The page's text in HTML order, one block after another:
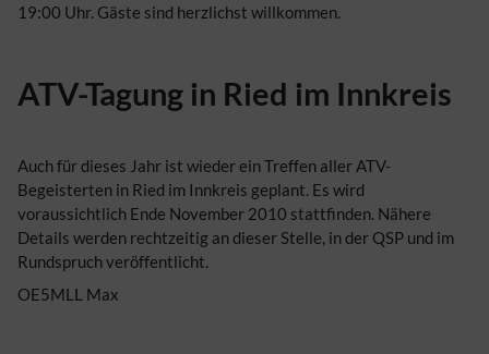
19:00 Uhr. Gäste sind herzlichst willkommen.
ATV-Tagung in Ried im Innkreis
Auch für dieses Jahr ist wieder ein Treffen aller ATV-
Begeisterten in Ried im Innkreis geplant. Es wird
voraussichtlich Ende November 2010 stattfinden. Nähere
Details werden rechtzeitig an dieser Stelle, in der QSP und im
Rundspruch veröffentlicht.
OE5MLL Max